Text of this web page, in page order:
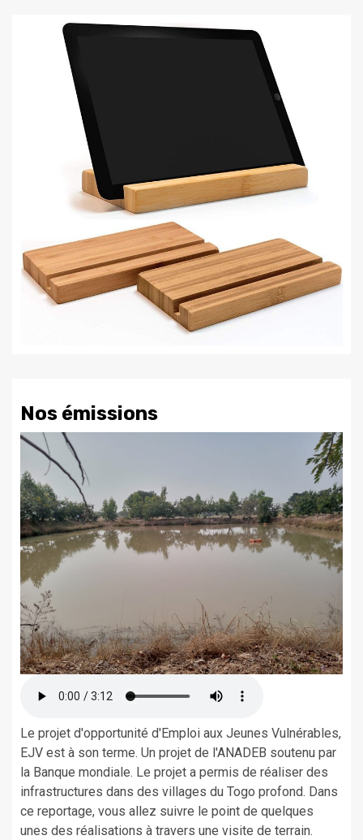
Nos émissions
Le projet d'opportunité d'Emploi aux Jeunes Vulnérables,
EJV est à son terme. Un projet de l'ANADEB soutenu par
la Banque mondiale. Le projet a permis de réaliser des
infrastructures dans des villages du Togo profond. Dans
ce reportage, vous allez suivre le point de quelques
unes des réalisations à travers une visite de terrain.